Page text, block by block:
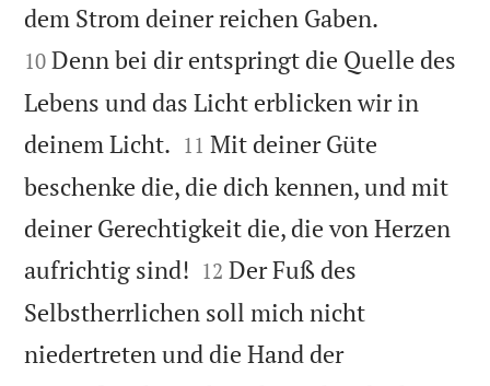
dem Strom deiner reichen Gaben.
10 Denn bei dir entspringt die Quelle des
Lebens und das Licht erblicken wir in
deinem Licht. 

11 Mit deiner Güte
beschenke die, die dich kennen, und mit
deiner Gerechtigkeit die, die von Herzen
aufrichtig sind! 

12 Der Fuß des
Selbstherrlichen soll mich nicht
niedertreten und die Hand der